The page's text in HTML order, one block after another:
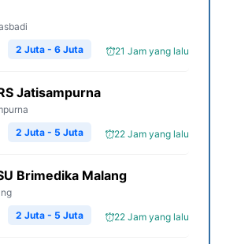
21 Jam yang lalu
2 Juta - 6 Juta
Jatisampurna
22 Jam yang lalu
2 Juta - 5 Juta
Brimedika Malang
22 Jam yang lalu
2 Juta - 5 Juta